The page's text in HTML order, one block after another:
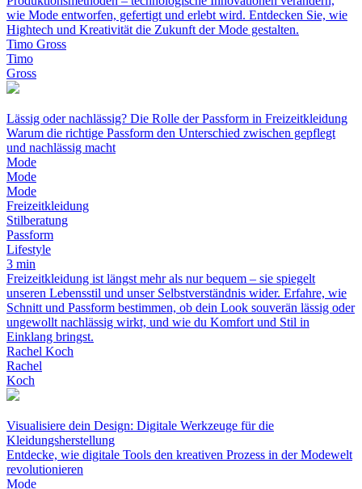
wie Mode entworfen, gefertigt und erlebt wird. Entdecken Sie, wie
Hightech und Kreativität die Zukunft der Mode gestalten.
Timo Gross
Timo
Gross
Lässig oder nachlässig? Die Rolle der Passform in Freizeitkleidung
Warum die richtige Passform den Unterschied zwischen gepflegt
und nachlässig macht
Mode
Mode
Mode
Freizeitkleidung
Stilberatung
Passform
Lifestyle
3 min
Freizeitkleidung ist längst mehr als nur bequem – sie spiegelt
unseren Lebensstil und unser Selbstverständnis wider. Erfahre, wie
Schnitt und Passform bestimmen, ob dein Look souverän lässig oder
ungewollt nachlässig wirkt, und wie du Komfort und Stil in
Einklang bringst.
Rachel Koch
Rachel
Koch
Visualisiere dein Design: Digitale Werkzeuge für die
Kleidungsherstellung
Entdecke, wie digitale Tools den kreativen Prozess in der Modewelt
revolutionieren
Mode